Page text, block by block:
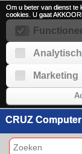
Om u beter van dienst te
cookies. U gaat
Analytisch
Marketing
CRUZ